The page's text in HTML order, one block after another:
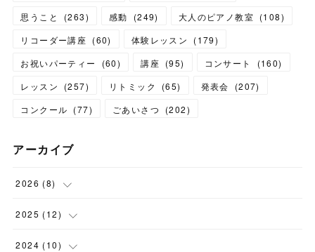
思うこと
(263) 感動 (249) 大人のピアノ教室 (108)
リコーダー講座 (60) 体験レッスン (179)
お祝いパーティー
(60) 講座 (95) コンサート (160)
レッスン
(257) リトミック (65) 発表会 (207)
コンクール (77) ごあいさつ (202)
アーカイブ
2026 (8)
(1)
(3)
2025 (12)
(1)
2024 (10)